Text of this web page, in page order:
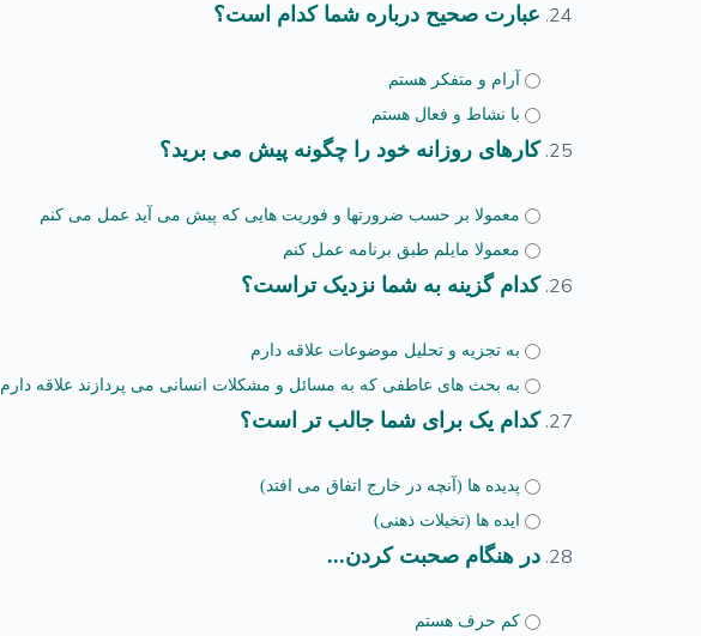
عبارت صحیح درباره شما کدام است؟
آرام و متفکر هستم
با نشاط و فعال هستم
کارهای روزانه خود را چگونه پیش می برید؟
معمولا بر حسب ضرورتها و فوریت هایی که پیش می آید عمل می کنم
معمولا مایلم طبق برنامه عمل کنم
کدام گزینه به شما نزدیک تراست؟
به تجزیه و تحلیل موضوعات علاقه دارم
به بحث های عاطفی که به مسائل و مشکلات انسانی می پردازند علاقه دارم
کدام یک برای شما جالب تر است؟
پدیده ها (آنچه در خارج اتفاق می افتد)
ایده ها (تخیلات ذهنی)
در هنگام صحبت کردن...
کم حرف هستم